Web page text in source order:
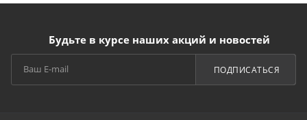
Будьте в курсе наших акций и новостей
ПОДПИСАТЬСЯ